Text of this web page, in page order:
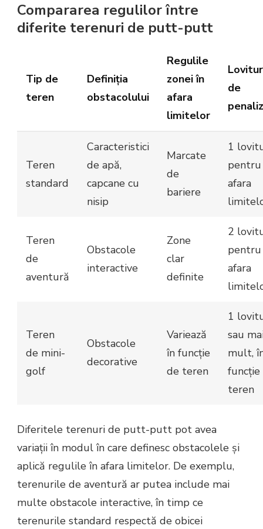
Compararea regulilor între
diferite terenuri de putt-putt
Tip de
teren
Definiția
obstacolului
Regulile
zonei în
afara
limitelor
de
Teren
standard
Caracteristici
de apă,
capcane cu
nisip
Marcate
de
bariere
1
pentru
afara
Teren
de
aventură
Obstacole
interactive
Zone
clar
definite
2
pentru
afara
Teren
de mini-
golf
Obstacole
decorative
Variează
în funcție
de teren
1
sau
mult,
funcție
teren
Diferitele terenuri de putt-putt pot avea
variații în modul în care definesc obstacolele și
aplică regulile în afara limitelor. De exemplu,
terenurile de aventură ar putea include mai
multe obstacole interactive, în timp ce
terenurile standard respectă de obicei